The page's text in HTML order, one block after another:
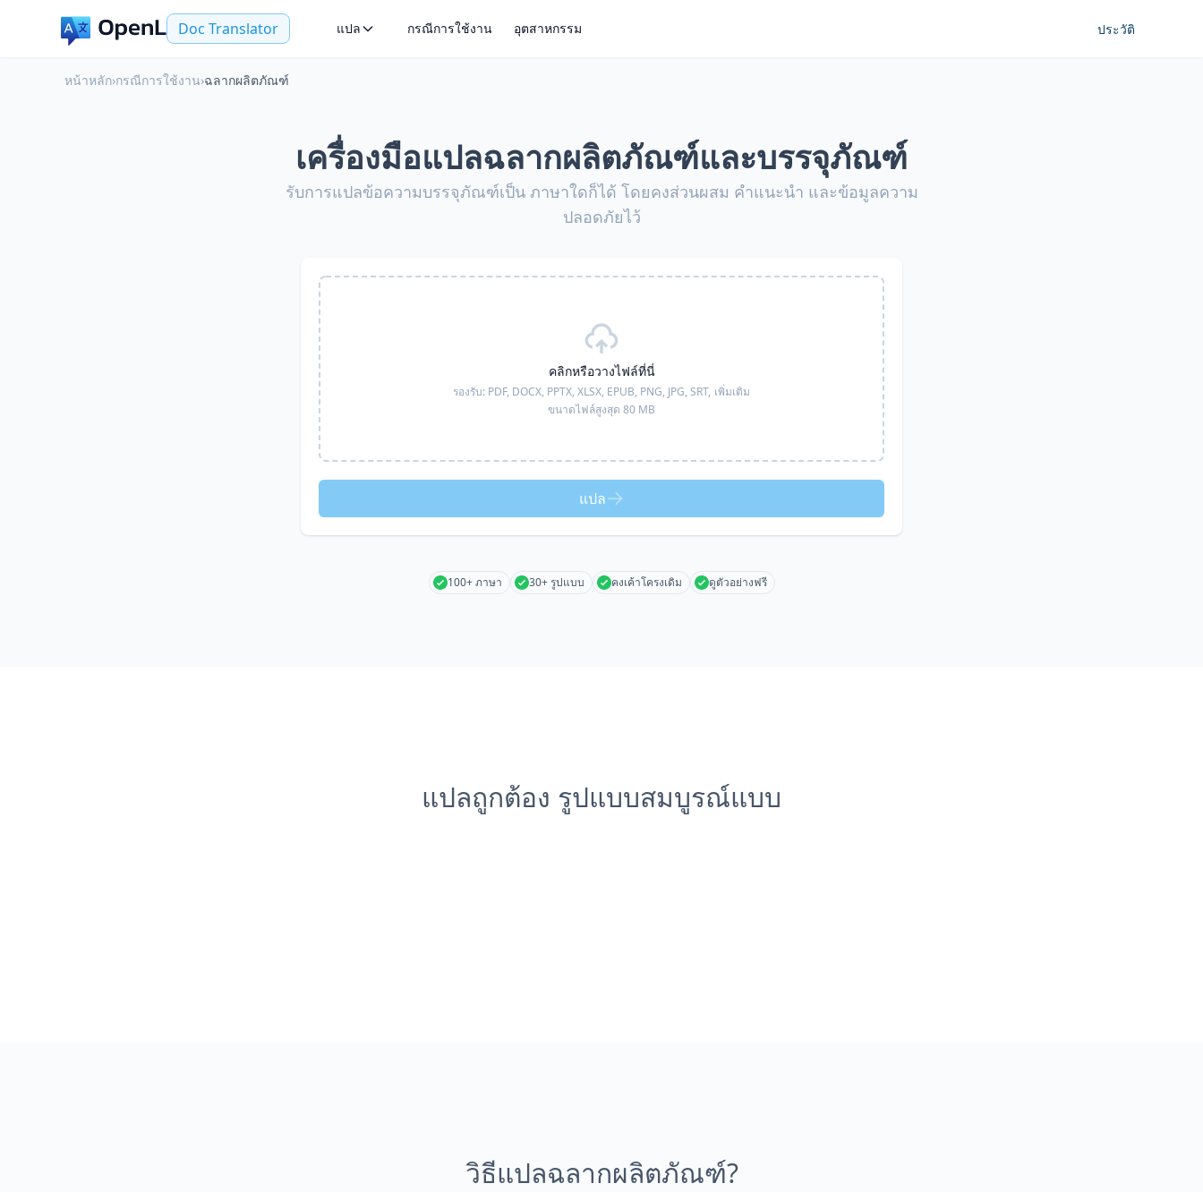
Doc Translator แปล กรณีการใช้งาน อุตสาหกรรม ประวัติ
หน้าหลัก›กรณีการใช้งาน›ฉลากผลิตภัณฑ์
เครื่องมือแปลฉลากผลิตภัณฑ์และบรรจุภัณฑ์
รับการแปลข้อความบรรจุภัณฑ์เป็น ภาษาใดก็ได้ โดยคงส่วนผสม คำแนะนำ และข้อมูลความ
ปลอดภัยไว้
คลิกหรือวางไฟล์ที่นี่
รองรับ: PDF, DOCX, PPTX, XLSX, EPUB, PNG, JPG, SRT, เพิ่มเติม
ขนาดไฟล์สูงสุด 80 MB
แปล
100+ ภาษา 30+ รูปแบบ คงเค้าโครงเดิม ดูตัวอย่างฟรี
แปลถูกต้อง รูปแบบสมบูรณ์แบบ
วิธีแปลฉลากผลิตภัณฑ์?